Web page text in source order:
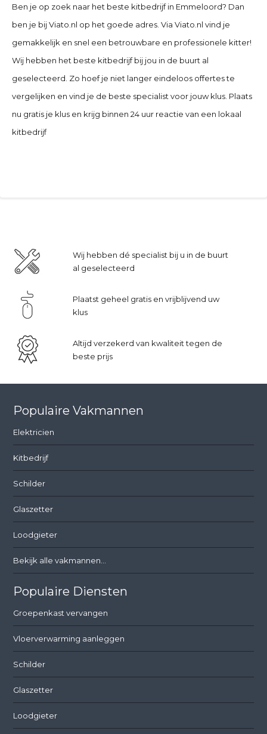
Ben je op zoek naar het beste kitbedrijf in Emmeloord? Dan
ben je bij Viato.nl op het goede adres. Via Viato.nl vind je
gemakkelijk en snel een betrouwbare en professionele kitter!
Wij hebben het beste kitbedrijf bij jou in de buurt al
geselecteerd. Zo hoef je niet langer eindeloos offertes te
vergelijken en vind je de beste specialist voor jouw klus. Plaats
nu gratis je klus en krijg binnen 24 uur reactie van een lokaal
kitbedrijf
Wij hebben dé specialist bij u in de buurt
al geselecteerd
Plaatst geheel gratis en vrijblijvend uw
klus
Altijd verzekerd van kwaliteit tegen de
beste prijs
Populaire Vakmannen
Elektricien
Kitbedrijf
Schilder
Glaszetter
Loodgieter
Bekijk alle vakmannen...
Populaire Diensten
Groepenkast vervangen
Vloerverwarming aanleggen
Schilder
Glaszetter
Loodgieter